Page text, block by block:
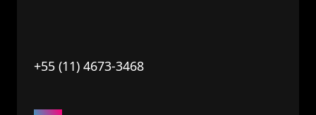
+55 (11) 4673-3468